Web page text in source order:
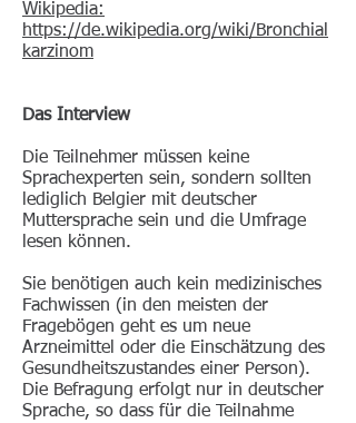
Wikipedia:
https://de.wikipedia.org/wiki/Bronchial
karzinom
Das Interview
Die Teilnehmer müssen keine
Sprachexperten sein, sondern sollten
lediglich Belgier mit deutscher
Muttersprache sein und die Umfrage
lesen können.
Sie benötigen auch kein medizinisches
Fachwissen (in den meisten der
Fragebögen geht es um neue
Arzneimittel oder die Einschätzung des
Gesundheitszustandes einer Person).
Die Befragung erfolgt nur in deutscher
Sprache, so dass für die Teilnahme